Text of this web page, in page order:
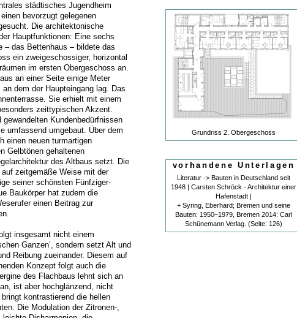
Grundriss 2. Obergeschoss
vorhandene Unterlagen
Literatur -> Bauten in Deutschland seit
1948 | Carsten Schröck - Architektur einer
Hafenstadt |
+ Syring, Eberhard; Bremen und seine
Bauten: 1950–1979, Bremen 2014: Carl
Schünemann Verlag. (Seite: 126)
städtisches Jugendheim
bevorzugt gelegenen
Die architektonische
Hauptfunktionen: Eine sechs
– das Bettenhaus – bildete das
ein zweigeschossiger, horizontal
im ersten Obergeschoss an.
an einer Seite einige Meter
dem der Haupteingang lag. Das
Sie erhielt mit einem
zeittypischen Akzent.
gewandelten Kundenbedürfnissen
umfassend umgebaut. Über dem
einen neuen turmartigen
Gelbtönen gehaltenen
des Altbaus setzt. Die
zeitgemäße Weise mit der
seiner schönsten Fünfziger-
Baukörper hat zudem die
einen Beitrag zur
insgesamt nicht einem
Ganzen’, sondern setzt Alt und
Reibung zueinander. Diesem auf
Konzept folgt auch die
des Flachbaus lehnt sich an
ist aber hochglänzend, nicht
kontrastierend die hellen
Die Modulation der Zitronen-,